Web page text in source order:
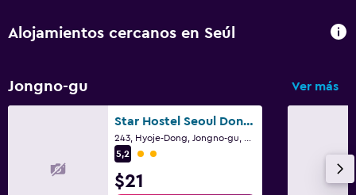
Alojamientos cercanos en Seúl
Jongno-gu Ver más
Star Hostel Seoul Dongdaemun
5,2
Categoría 2
$21